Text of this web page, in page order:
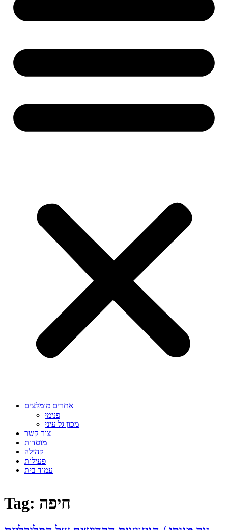
אתרים מומלצים
פנימי
מכון גל עיני
צור קשר
מוסדות
קהילה
פעילות
עמוד בית
Tag: חיפה